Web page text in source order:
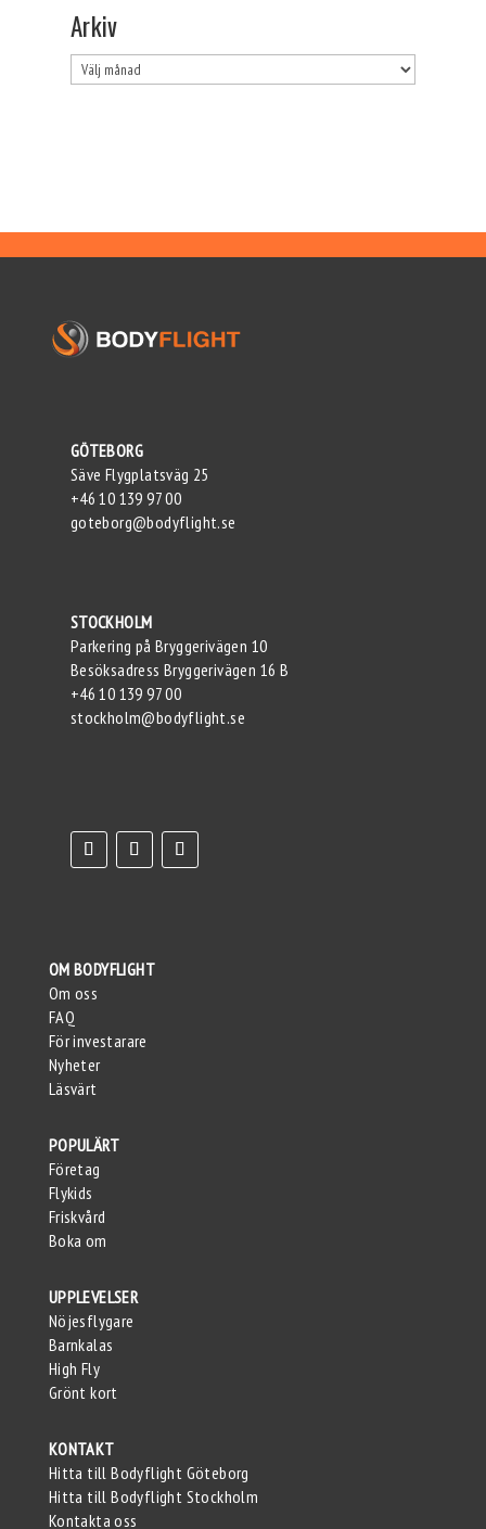
Arkiv
Arkiv
GÖTEBORG
Säve Flygplatsväg 25
+46 10 139 97 00
goteborg@bodyflight.se
STOCKHOLM
Parkering på Bryggerivägen 10
Besöksadress Bryggerivägen 16 B
+46 10 139 97 00
stockholm@bodyflight.se
OM BODYFLIGHT
Om oss
FAQ
För investarare
Nyheter
Läsvärt
POPULÄRT
Företag
Flykids
Friskvård
Boka om
UPPLEVELSER
Nöjesflygare
Barnkalas
High Fly
Grönt kort
KONTAKT
Hitta till Bodyflight Göteborg
Hitta till Bodyflight Stockholm
Kontakta oss